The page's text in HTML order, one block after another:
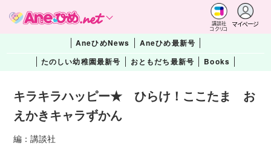
講談社
コクリコ
マイページ
AneひめNews
Aneひめ最新号
たのしい幼稚園最新号
おともだち最新号 Books
キラキラハッピー★ ひらけ！ここたま お
えかきキャラずかん
編：講談社